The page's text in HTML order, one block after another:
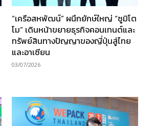
“เครือสหพัฒน์” ผนึกยักษ์ใหญ่ “ซูมิโต
โม” เดินหน้าขยายธุรกิจคอนเทนต์และ
ทรัพย์สินทางปัญญาของญี่ปุ่นสู่ไทย
และอาเซียน
03/07/2026